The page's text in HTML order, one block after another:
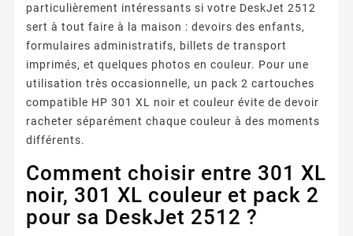
particulièrement intéressants si votre DeskJet 2512
sert à tout faire à la maison : devoirs des enfants,
formulaires administratifs, billets de transport
imprimés, et quelques photos en couleur. Pour une
utilisation très occasionnelle, un pack 2 cartouches
compatible HP 301 XL noir et couleur évite de devoir
racheter séparément chaque couleur à des moments
différents.
Comment choisir entre 301 XL
noir, 301 XL couleur et pack 2
pour sa DeskJet 2512 ?